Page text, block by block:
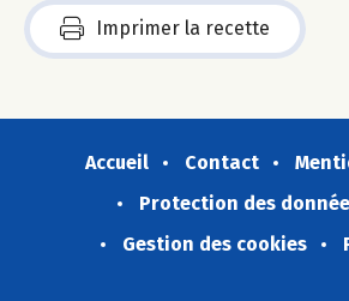
Imprimer la recette
Accueil Contact
Protection des
Gestion des cookies